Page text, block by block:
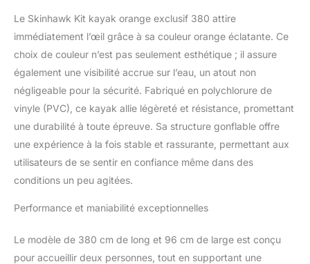
kayaks tubulaires
ordinaires sur le marché
Dispose de trois
pression.
Le Skinhawk Kit kayak orange exclusif 380 attire
immédiatement l’œil grâce à sa couleur orange éclatante. Ce
choix de couleur n’est pas seulement esthétique ; il assure
également une visibilité accrue sur l’eau, un atout non
négligeable pour la sécurité. Fabriqué en polychlorure de
vinyle (PVC), ce kayak allie légèreté et résistance, promettant
une durabilité à toute épreuve. Sa structure gonflable offre
une expérience à la fois stable et rassurante, permettant aux
utilisateurs de se sentir en confiance même dans des
conditions un peu agitées.
Performance et maniabilité exceptionnelles
Le modèle de 380 cm de long et 96 cm de large est conçu
pour accueillir deux personnes, tout en supportant une